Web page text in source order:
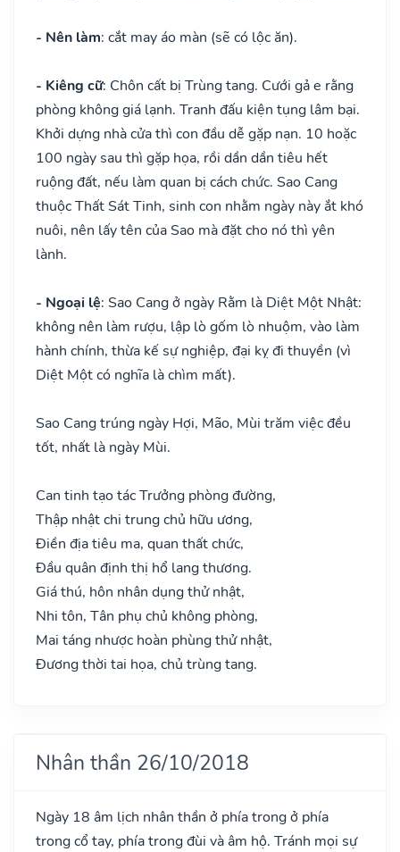
- Nên làm: cắt may áo màn (sẽ có lộc ăn).
- Kiêng cữ: Chôn cất bị Trùng tang. Cưới gả e rằng
phòng không giá lạnh. Tranh đấu kiện tụng lâm bại.
Khởi dựng nhà cửa thì con đầu dễ gặp nạn. 10 hoặc
100 ngày sau thì gặp họa, rồi dần dần tiêu hết
ruộng đất, nếu làm quan bị cách chức. Sao Cang
thuộc Thất Sát Tinh, sinh con nhằm ngày này ắt khó
nuôi, nên lấy tên của Sao mà đặt cho nó thì yên
lành.
- Ngoại lệ: Sao Cang ở ngày Rằm là Diệt Một Nhật:
không nên làm rượu, lập lò gốm lò nhuộm, vào làm
hành chính, thừa kế sự nghiệp, đại kỵ đi thuyền (vì
Diệt Một có nghĩa là chìm mất).
Sao Cang trúng ngày Hợi, Mão, Mùi trăm việc đều
tốt, nhất là ngày Mùi.
Can tinh tạo tác Trưởng phòng đường,
Thập nhật chi trung chủ hữu ương,
Điền địa tiêu ma, quan thất chức,
Đầu quân định thị hổ lang thương.
Giá thú, hôn nhân dụng thử nhật,
Nhi tôn, Tân phụ chủ không phòng,
Mai táng nhược hoàn phùng thử nhật,
Đương thời tai họa, chủ trùng tang.
Nhân thần 26/10/2018
Ngày 18 âm lịch nhân thần ở phía trong ở phía
trong cổ tay, phía trong đùi và âm hộ. Tránh mọi sự